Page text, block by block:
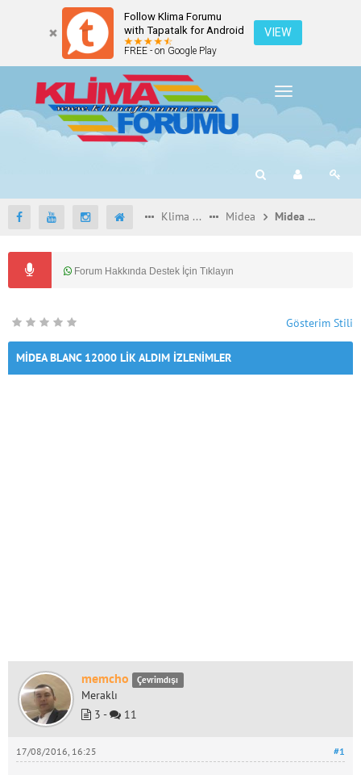
Follow Klima Forumu
with Tapatalk for Android
FREE - on Google Play
VIEW
Toggle
navigation
Klima Marka Yorumları Midea Midea BLANC 12000 lik Aldım İzlenimler
Forum Hakkında Destek İçin Tıklayın
Gösterim Stili
MIDEA BLANC 12000 LIK ALDIM İZLENIMLER
memcho Çevrimdışı
Meraklı
3 -
11
#1
17/08/2016, 16:25